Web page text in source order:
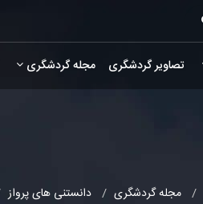
تصاویر گردشگری مجله گردشگری
مجله گردشگری دانستنی های پرواز